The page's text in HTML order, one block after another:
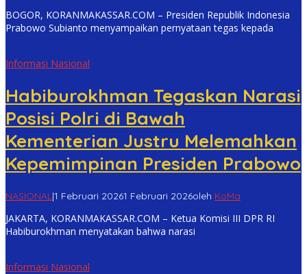
BOGOR, KORANMAKASSAR.COM – Presiden Republik Indonesia
Prabowo Subianto menyampaikan pernyataan tegas kepada
Informasi Nasional
Habiburokhman Tegaskan Narasi
Posisi Polri di Bawah
Kementerian Justru Melemahkan
Kepemimpinan Presiden Prabowo
NASIONAL|1 Februari 20261 Februari 2026oleh KoMa
JAKARTA, KORANMAKASSAR.COM – Ketua Komisi III DPR RI
Habiburokhman menyatakan bahwa narasi
Informasi Nasional